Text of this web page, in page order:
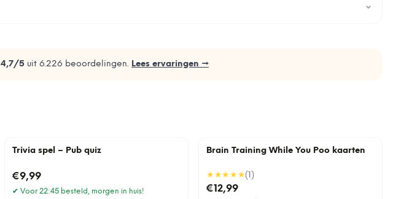
⌄
4,7/5 uit 6.226 beoordelingen. Lees ervaringen →
Trivia spel – Pub quiz
€9,99
✔ Voor 22:45 besteld, morgen in huis!
Brain Training While You Poo kaarten
★★★★★( 1 )
€12,99